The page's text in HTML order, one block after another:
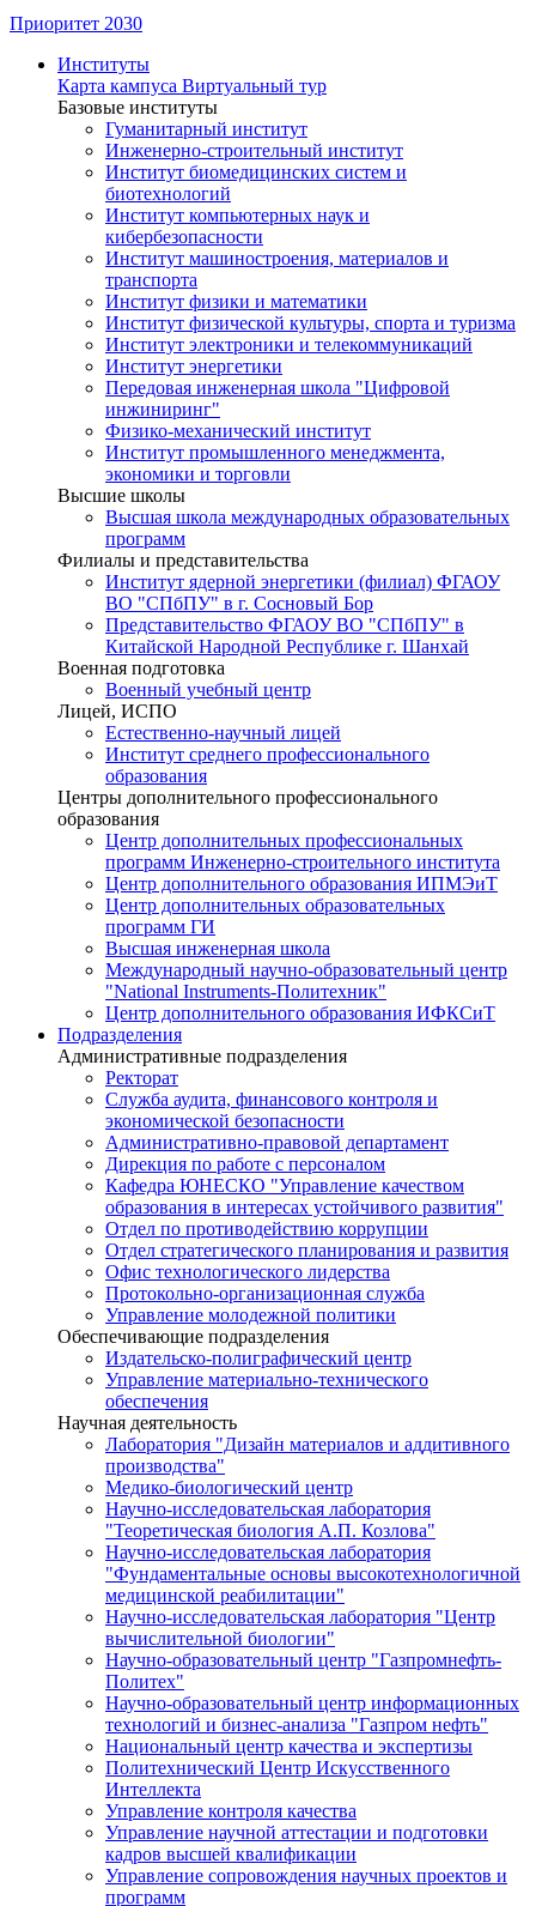
Приоритет 2030
Институты
Карта кампуса Виртуальный тур
Базовые институты
Гуманитарный институт
Инженерно-строительный институт
Институт биомедицинских систем и
биотехнологий
Институт компьютерных наук и
кибербезопасности
Институт машиностроения, материалов и
транспорта
Институт физики и математики
Институт физической культуры, спорта и туризма
Институт электроники и телекоммуникаций
Институт энергетики
Передовая инженерная школа "Цифровой
инжиниринг"
Физико-механический институт
Институт промышленного менеджмента,
экономики и торговли
Высшие школы
Высшая школа международных образовательных
программ
Филиалы и представительства
Институт ядерной энергетики (филиал) ФГАОУ
ВО "СПбПУ" в г. Сосновый Бор
Представительство ФГАОУ ВО "СПбПУ" в
Китайской Народной Республике г. Шанхай
Военная подготовка
Военный учебный центр
Лицей, ИСПО
Естественно-научный лицей
Институт среднего профессионального
образования
Центры дополнительного профессионального
образования
Центр дополнительных профессиональных
программ Инженерно-строительного института
Центр дополнительного образования ИПМЭиТ
Центр дополнительных образовательных
программ ГИ
Высшая инженерная школа
Международный научно-образовательный центр
"National Instruments-Политехник"
Центр дополнительного образования ИФКСиТ
Подразделения
Административные подразделения
Ректорат
Служба аудита, финансового контроля и
экономической безопасности
Административно-правовой департамент
Дирекция по работе с персоналом
Кафедра ЮНЕСКО "Управление качеством
образования в интересах устойчивого развития"
Отдел по противодействию коррупции
Отдел стратегического планирования и развития
Офис технологического лидерства
Протокольно-организационная служба
Управление молодежной политики
Обеспечивающие подразделения
Издательско-полиграфический центр
Управление материально-технического
обеспечения
Научная деятельность
Лаборатория "Дизайн материалов и аддитивного
производства"
Медико-биологический центр
Научно-исследовательская лаборатория
"Теоретическая биология А.П. Козлова"
Научно-исследовательская лаборатория
"Фундаментальные основы высокотехнологичной
медицинской реабилитации"
Научно-исследовательская лаборатория "Центр
вычислительной биологии"
Научно-образовательный центр "Газпромнефть-
Политех"
Научно-образовательный центр информационных
технологий и бизнес-анализа "Газпром нефть"
Национальный центр качества и экспертизы
Политехнический Центр Искусственного
Интеллекта
Управление контроля качества
Управление научной аттестации и подготовки
кадров высшей квалификации
Управление сопровождения научных проектов и
программ